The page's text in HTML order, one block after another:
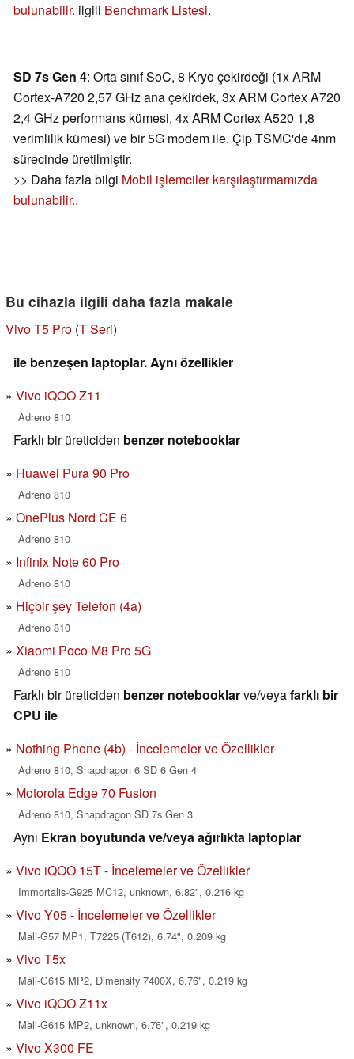
bulunabilir. ilgili Benchmark Listesi.
SD 7s Gen 4: Orta sınıf SoC, 8 Kryo çekirdeği (1x ARM
Cortex-A720 2,57 GHz ana çekirdek, 3x ARM Cortex A720
2,4 GHz performans kümesi, 4x ARM Cortex A520 1,8
verimlilik kümesi) ve bir 5G modem ile. Çip TSMC'de 4nm
sürecinde üretilmiştir.
>> Daha fazla bilgi Mobil işlemciler karşılaştırmamızda
bulunabilir..
Bu cihazla ilgili daha fazla makale
Vivo T5 Pro (T Seri)
ile benzeşen laptoplar. Aynı özellikler
Vivo iQOO Z11
Adreno 810
Farklı bir üreticiden benzer notebooklar
Huawei Pura 90 Pro
Adreno 810
OnePlus Nord CE 6
Adreno 810
Infinix Note 60 Pro
Adreno 810
Hiçbir şey Telefon (4a)
Adreno 810
Xiaomi Poco M8 Pro 5G
Adreno 810
Farklı bir üreticiden benzer notebooklarve/veyafarklı bir
CPU ile
Nothing Phone (4b) - İncelemeler ve Özellikler
Adreno 810, Snapdragon 6 SD 6 Gen 4
Motorola Edge 70 Fusion
Adreno 810, Snapdragon SD 7s Gen 3
Aynı Ekran boyutunda ve/veya ağırlıkta laptoplar
Vivo iQOO 15T - İncelemeler ve Özellikler
Immortalis-G925 MC12, unknown, 6.82", 0.216 kg
Vivo Y05 - İncelemeler ve Özellikler
Mali-G57 MP1, T7225 (T612), 6.74", 0.209 kg
Vivo T5x
Mali-G615 MP2, Dimensity 7400X, 6.76", 0.219 kg
Vivo iQOO Z11x
Mali-G615 MP2, unknown, 6.76", 0.219 kg
Vivo X300 FE